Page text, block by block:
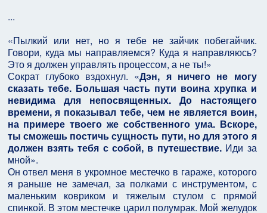
...
«Пылкий или нет, но я тебе не зайчик побегайчик.
Говори, куда мы направляемся? Куда я направляюсь?
Это я должен управлять процессом, а не ты!»
Сократ глубоко вздохнул. «Дэн, я ничего не могу
сказать тебе. Большая часть пути воина хрупка и
невидима для непосвященных. До настоящего
времени, я показывал тебе, чем не является воин,
на примере твоего же собственного ума. Вскоре,
ты сможешь постичь сущность пути, но для этого я
должен взять тебя с собой, в путешествие.Иди за
мной».
Он отвел меня в укромное местечко в гараже, которого
я раньше не замечал, за полками с инструментом, с
маленьким ковриком и тяжелым стулом с прямой
спинкой. В этом местечке царил полумрак. Мой желудок